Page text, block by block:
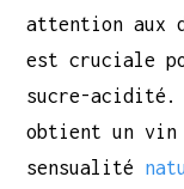
attention aux
est cruciale
sucre-acidité.
obtient un vin
sensualité